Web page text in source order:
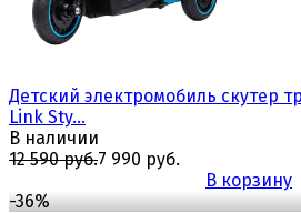
Детский электромобиль скутер
Link Sty...
В наличии
12 590 руб.7 990 руб.
В корзину
-36%